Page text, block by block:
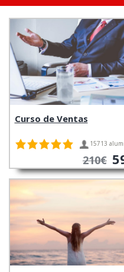
Curso de Ventas
15713
210€